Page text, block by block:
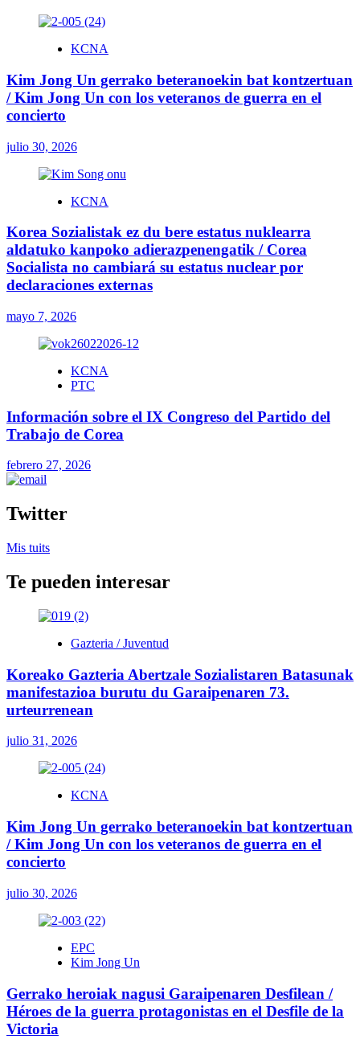
KCNA
Kim Jong Un gerrako beteranoekin bat kontzertuan
/ Kim Jong Un con los veteranos de guerra en el
concierto
julio 30, 2026
KCNA
Korea Sozialistak ez du bere estatus nuklearra
aldatuko kanpoko adierazpenengatik / Corea
Socialista no cambiará su estatus nuclear por
declaraciones externas
mayo 7, 2026
KCNA
PTC
Información sobre el IX Congreso del Partido del
Trabajo de Corea
febrero 27, 2026
Twitter
Mis tuits
Te pueden interesar
Gazteria / Juventud
Koreako Gazteria Abertzale Sozialistaren Batasunak
manifestazioa burutu du Garaipenaren 73.
urteurrenean
julio 31, 2026
KCNA
Kim Jong Un gerrako beteranoekin bat kontzertuan
/ Kim Jong Un con los veteranos de guerra en el
concierto
julio 30, 2026
EPC
Kim Jong Un
Gerrako heroiak nagusi Garaipenaren Desfilean /
Héroes de la guerra protagonistas en el Desfile de la
Victoria